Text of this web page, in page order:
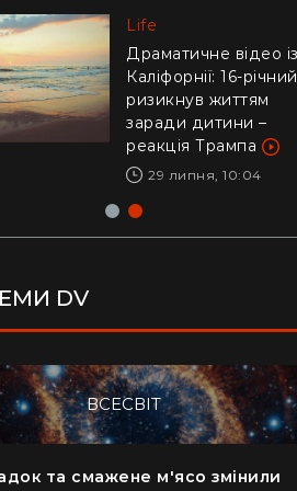
"Це було дуже
стрьомно": українка
відверто пояснила,
чому покинула
заради Азії
28 липня, 17:04
Life
Драматичне відео із
Каліфорнії: 16-річний
ризикнув життям
заради дитини –
реакція Трампа
29 липня, 10:04
DV
ВСЕСВІТ
та смажене м'ясо змінили